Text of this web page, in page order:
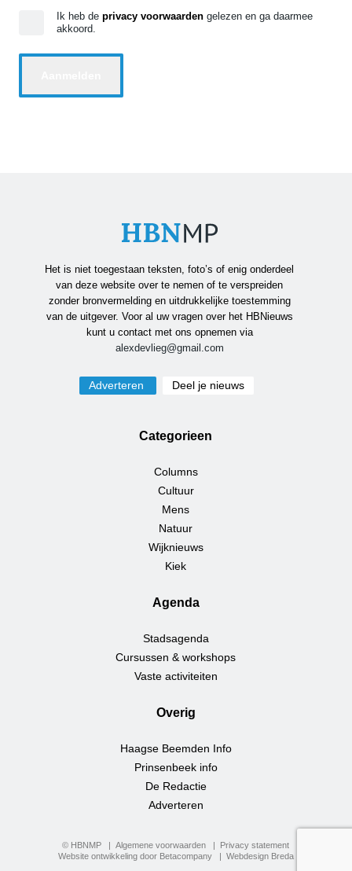
Ik heb de privacy voorwaarden gelezen en ga daarmee
akkoord.
Het is niet toegestaan teksten, foto’s of enig onderdeel
van deze website over te nemen of te verspreiden
zonder bronvermelding en uitdrukkelijke toestemming
van de uitgever. Voor al uw vragen over het HBNieuws
kunt u contact met ons opnemen via
alexdevlieg@gmail.com
Adverteren Deel je nieuws
Categorieen
Columns
Cultuur
Mens
Natuur
Wijknieuws
Kiek
Agenda
Stadsagenda
Cursussen & workshops
Vaste activiteiten
Overig
Haagse Beemden Info
Prinsenbeek info
De Redactie
Adverteren
© HBNMP Algemene voorwaarden
Privacy statement
Website ontwikkeling door Betacompany
Webdesign Breda